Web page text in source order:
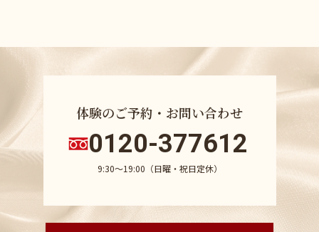
体験のご予約・お問い合わせ
0120-377612
9:30〜19:00（日曜・祝日定休）